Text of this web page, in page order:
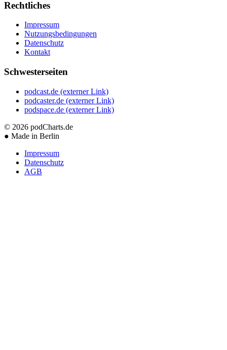
Rechtliches
Impressum
Nutzungsbedingungen
Datenschutz
Kontakt
Schwesterseiten
podcast.de (externer Link)
podcaster.de (externer Link)
podspace.de (externer Link)
© 2026 podCharts.de
● Made in Berlin
Impressum
Datenschutz
AGB